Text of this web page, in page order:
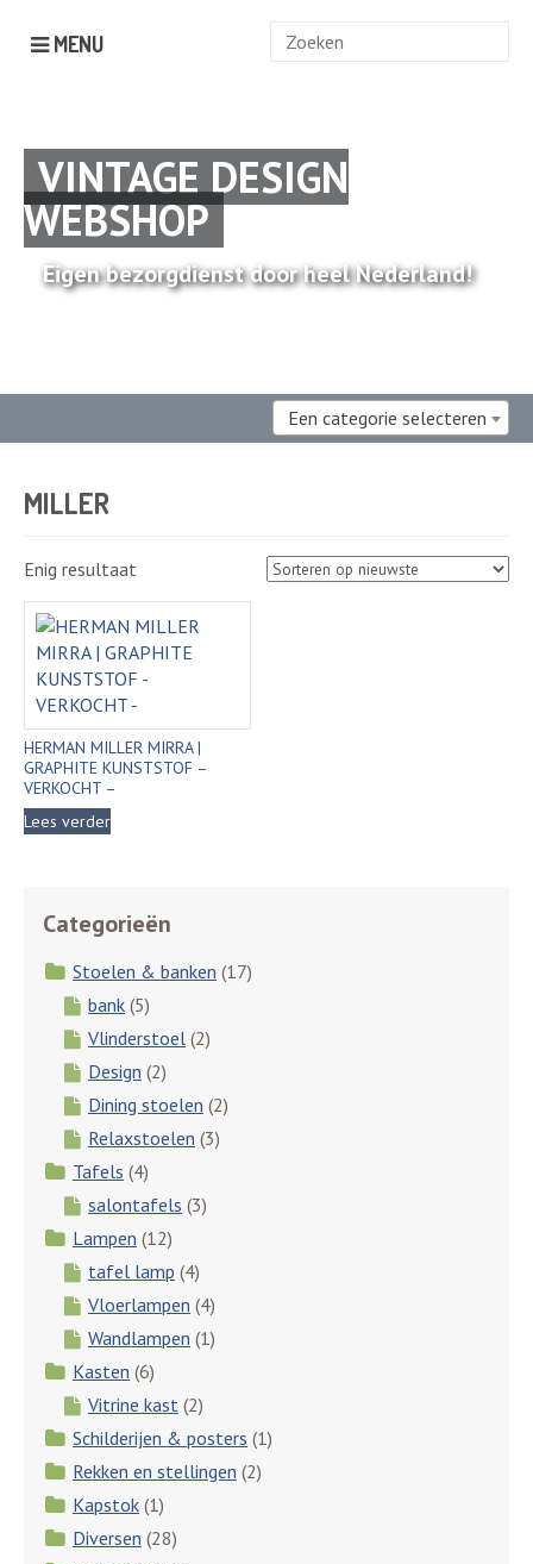
MENU
Zoek
VINTAGE DESIGN
WEBSHOP
Eigen bezorgdienst door heel Nederland!
Een categorie selecteren
MILLER
Enig resultaat
HERMAN MILLER MIRRA |
GRAPHITE KUNSTSTOF –
VERKOCHT –
Lees verder
Categorieën
Stoelen & banken (17)
bank (5)
Vlinderstoel (2)
Design (2)
Dining stoelen (2)
Relaxstoelen (3)
Tafels (4)
salontafels (3)
Lampen (12)
tafel lamp (4)
Vloerlampen (4)
Wandlampen (1)
Kasten (6)
Vitrine kast (2)
Schilderijen & posters (1)
Rekken en stellingen (2)
Kapstok (1)
Diversen (28)